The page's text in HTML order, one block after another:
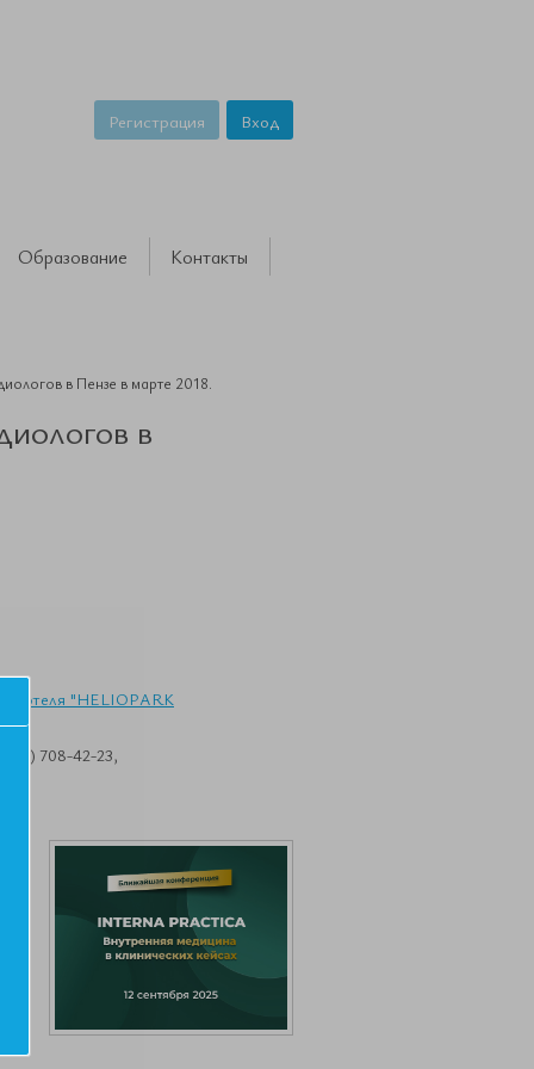
Регистрация Вход
Образование Контакты
в Пензе в марте 2018.
в
отеля "HELIOPARK
708-42-23,